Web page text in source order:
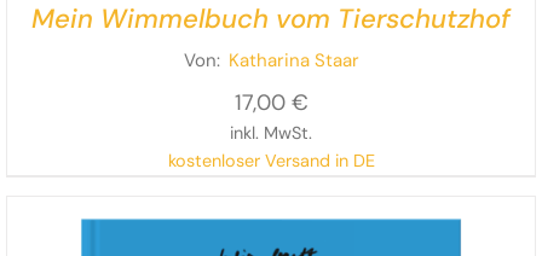
Mein Wimmelbuch vom Tierschutzhof
Von: Katharina Staar
17,00 €
inkl. MwSt.
kostenloser Versand in DE